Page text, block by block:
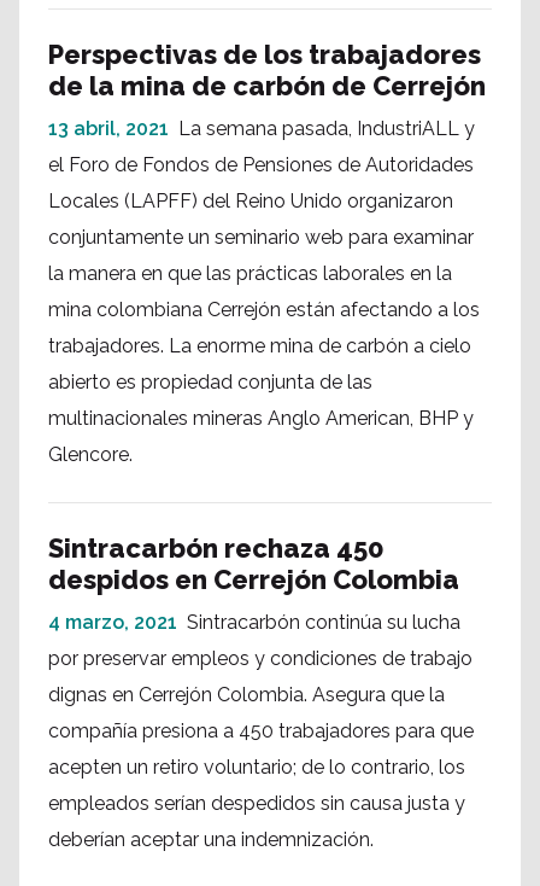
Perspectivas de los trabajadores
de la mina de carbón de Cerrejón
13 abril, 2021 La semana pasada, IndustriALL y
el Foro de Fondos de Pensiones de Autoridades
Locales (LAPFF) del Reino Unido organizaron
conjuntamente un seminario web para examinar
la manera en que las prácticas laborales en la
mina colombiana Cerrejón están afectando a los
trabajadores. La enorme mina de carbón a cielo
abierto es propiedad conjunta de las
multinacionales mineras Anglo American, BHP y
Glencore.
Sintracarbón rechaza 450
despidos en Cerrejón Colombia
4 marzo, 2021 Sintracarbón continúa su lucha
por preservar empleos y condiciones de trabajo
dignas en Cerrejón Colombia. Asegura que la
compañía presiona a 450 trabajadores para que
acepten un retiro voluntario; de lo contrario, los
empleados serían despedidos sin causa justa y
deberían aceptar una indemnización.